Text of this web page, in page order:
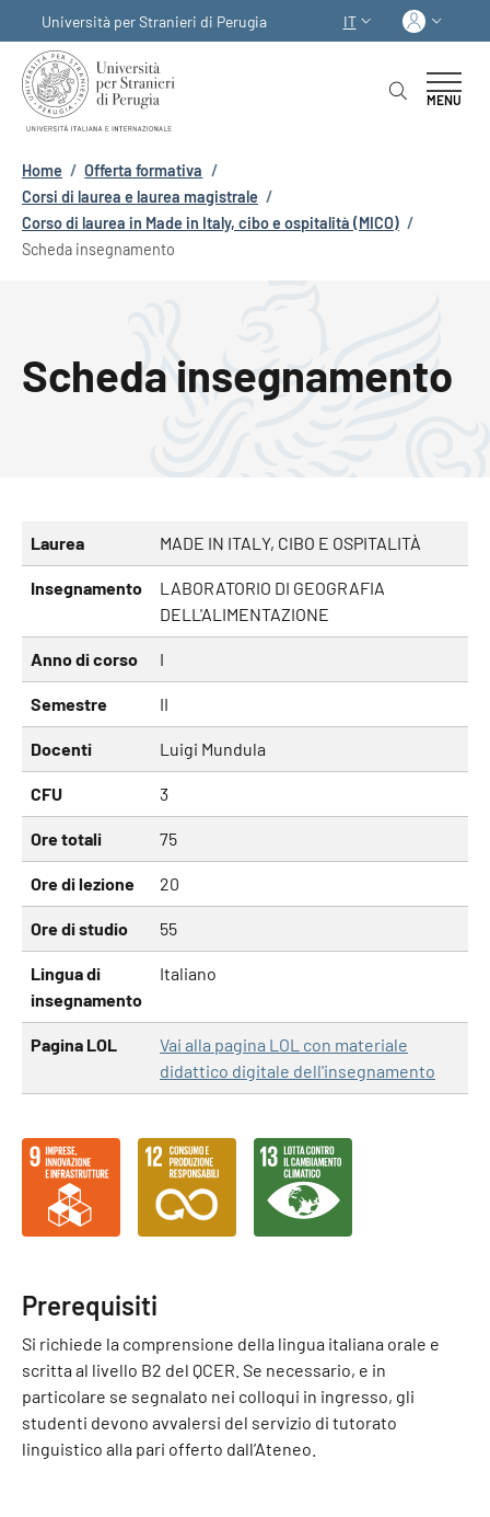
Università per Stranieri di Perugia
SELETTORE LINGUA:
IT
MENU
Briciole di pane
Home / Offerta formativa /
Corsi di laurea e laurea magistrale /
Corso di laurea in Made in Italy, cibo e ospitalità (MICO) /
Scheda insegnamento
Scheda insegnamento
Laurea MADE IN ITALY, CIBO E OSPITALITÀ
Insegnamento
LABORATORIO DI GEOGRAFIA
DELL'ALIMENTAZIONE
Anno di corso I
Semestre II
Docenti Luigi Mundula
CFU 3
Ore totali 75
Ore di lezione 20
Ore di studio 55
Lingua di
insegnamento
Italiano
Pagina LOL
Vai alla pagina LOL con materiale
didattico digitale dell'insegnamento
Prerequisiti
Si richiede la comprensione della lingua italiana orale e
scritta al livello B2 del QCER. Se necessario, e in
particolare se segnalato nei colloqui in ingresso, gli
studenti devono avvalersi del servizio di tutorato
linguistico alla pari offerto dall’Ateneo.